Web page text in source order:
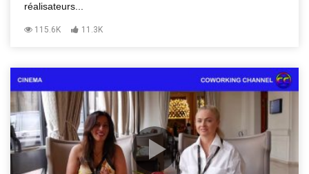
réalisateurs...
115.6K 11.3K